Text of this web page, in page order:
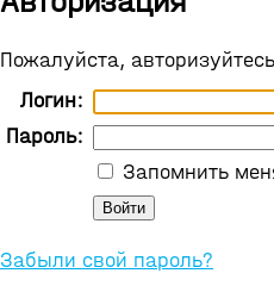
Пожалуйста,
Логин:
Пароль:
Запомнить
Забыли свой пароль?